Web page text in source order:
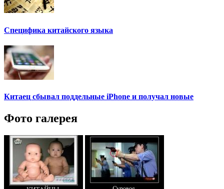
Специфика китайского языка
Китаец сбывал поддельные iPhone и получал новые
Фото галерея